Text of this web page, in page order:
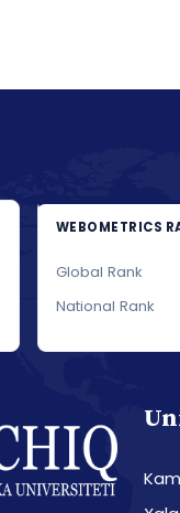
WEBOMETRICS
Global Rank
National Rank